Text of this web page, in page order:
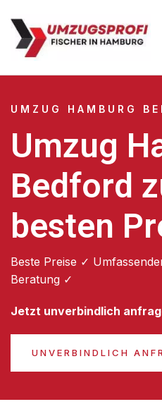
UMZUG HAMBURG
Umzug
Bedford
besten
Beste Preise ✓
Beratung ✓
Jetzt unverbindlich
UNVERBINDLICH